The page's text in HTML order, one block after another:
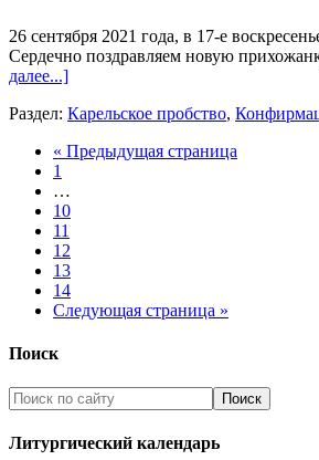
26 сентября 2021 года, в 17-е
Сердечно поздравляем новую
далее...]
Раздел: Карельское пробство,
« Предыдущая страница
1
…
10
11
12
13
14
Следующая страница »
Поиск
Литургический календарь